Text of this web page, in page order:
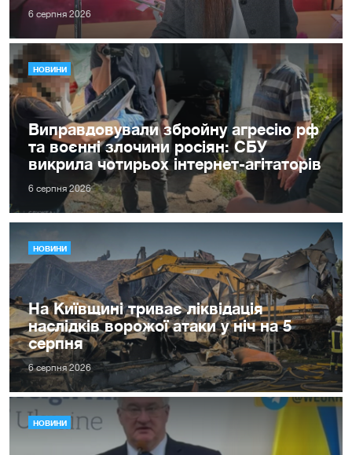
6 серпня 2026
НОВИНИ
Виправдовували збройну агресію рф
та воєнні злочини росіян: СБУ
викрила чотирьох інтернет-агітаторів
6 серпня 2026
НОВИНИ
На Київщині триває ліквідація
наслідків ворожої атаки у ніч на 5
серпня
6 серпня 2026
НОВИНИ